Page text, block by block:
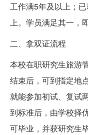
工作满5年及以上；
上。学员满足其一，
二、拿双证流程
本校在职研究生旅游
结束后，可到指定地
就能参加初试、复试
到标准后，由学校择
可毕业，并获研究生